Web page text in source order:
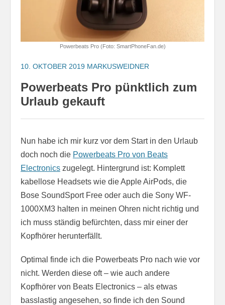
Powerbeats Pro (Foto: SmartPhoneFan.de)
10. OKTOBER 2019 MARKUSWEIDNER
Powerbeats Pro pünktlich zum
Urlaub gekauft
Nun habe ich mir kurz vor dem Start in den Urlaub
doch noch die Powerbeats Pro von Beats
Electronics zugelegt. Hintergrund ist: Komplett
kabellose Headsets wie die Apple AirPods, die
Bose SoundSport Free oder auch die Sony WF-
1000XM3 halten in meinen Ohren nicht richtig und
ich muss ständig befürchten, dass mir einer der
Kopfhörer herunterfällt.
Optimal finde ich die Powerbeats Pro nach wie vor
nicht. Werden diese oft – wie auch andere
Kopfhörer von Beats Electronics – als etwas
basslastig angesehen, so finde ich den Sound